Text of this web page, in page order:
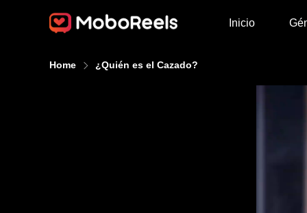
Inicio
Home ¿Quién es el Cazado?